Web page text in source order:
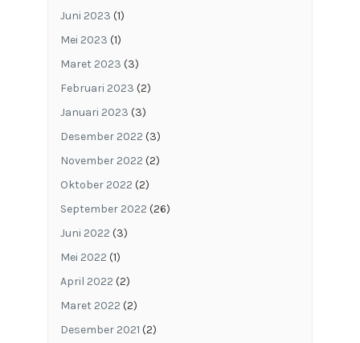
Juni 2023 (1)
Mei 2023 (1)
Maret 2023 (3)
Februari 2023 (2)
Januari 2023 (3)
Desember 2022 (3)
November 2022 (2)
Oktober 2022 (2)
September 2022 (26)
Juni 2022 (3)
Mei 2022 (1)
April 2022 (2)
Maret 2022 (2)
Desember 2021 (2)